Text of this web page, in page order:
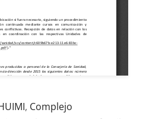
, Complejo